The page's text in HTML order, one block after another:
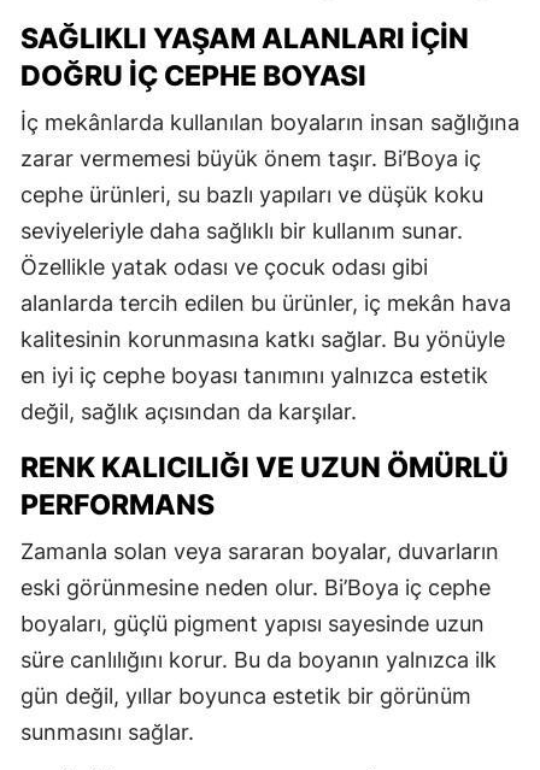
SAĞLIKLI YAŞAM ALANLARI İÇIN
DOĞRU İÇ CEPHE BOYASI
İç mekânlarda kullanılan boyaların insan sağlığına
zarar vermemesi büyük önem taşır. Bi’Boya iç
cephe ürünleri, su bazlı yapıları ve düşük koku
seviyeleriyle daha sağlıklı bir kullanım sunar.
Özellikle yatak odası ve çocuk odası gibi
alanlarda tercih edilen bu ürünler, iç mekân hava
kalitesinin korunmasına katkı sağlar. Bu yönüyle
en iyi iç cephe boyası tanımını yalnızca estetik
değil, sağlık açısından da karşılar.
RENK KALICILIĞI VE UZUN ÖMÜRLÜ
PERFORMANS
Zamanla solan veya sararan boyalar, duvarların
eski görünmesine neden olur. Bi’Boya iç cephe
boyaları, güçlü pigment yapısı sayesinde uzun
süre canlılığını korur. Bu da boyanın yalnızca ilk
gün değil, yıllar boyunca estetik bir görünüm
sunmasını sağlar.